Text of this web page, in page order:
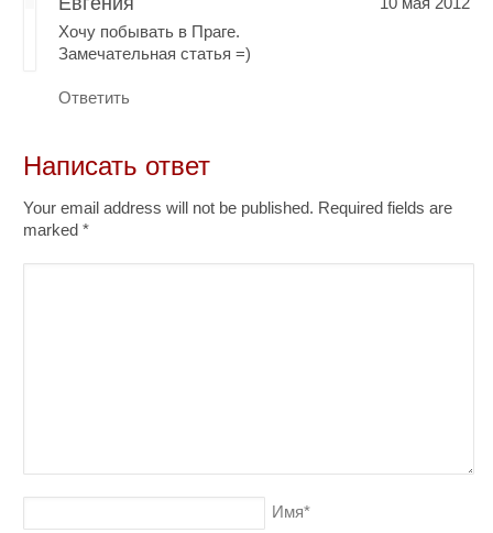
Хочу побывать в Праге.
Замечательная статья =)
Ответить
Написать ответ
Your email address will not be published. Required fields are
marked*
Имя*